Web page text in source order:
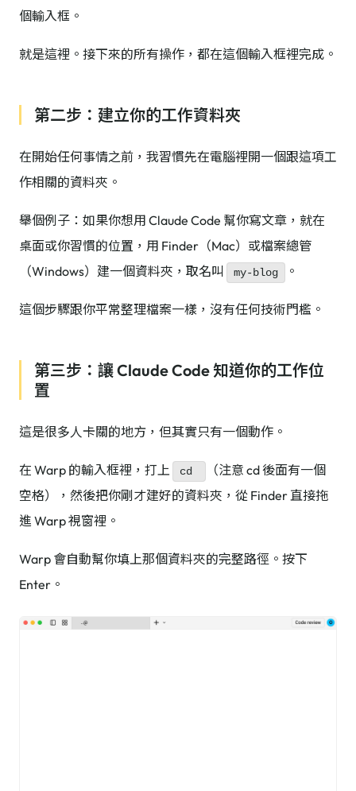
個輸入框。
就是這裡。接下來的所有操作，都在這個輸入框裡完成。
第二步：建立你的工作資料夾
在開始任何事情之前，我習慣先在電腦裡開一個跟這項工
作相關的資料夾。
舉個例子：如果你想用 Claude Code 幫你寫文章，就在
桌面或你習慣的位置，用 Finder（Mac）或檔案總管
（Windows）建一個資料夾，取名叫
my-blog 。
這個步驟跟你平常整理檔案一樣，沒有任何技術門檻。
第三步：讓 Claude Code 知道你的工作位
置
這是很多人卡關的地方，但其實只有一個動作。
在 Warp 的輸入框裡，打上 cd
（注意 cd 後面有一個
空格），然後把你剛才建好的資料夾，從 Finder 直接拖
進 Warp 視窗裡。
Warp 會自動幫你填上那個資料夾的完整路徑。按下
Enter。